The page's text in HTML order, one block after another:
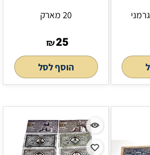
20 מארק
₪25
הוסף לסל